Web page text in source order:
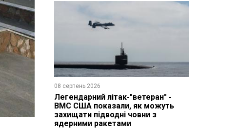
08 серпень 2026
Легендарний літак-"ветеран" -
ВМС США показали, як можуть
захищати підводні човни з
ядерними ракетами